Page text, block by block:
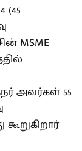
(45
MSME
அவர்கள் 55